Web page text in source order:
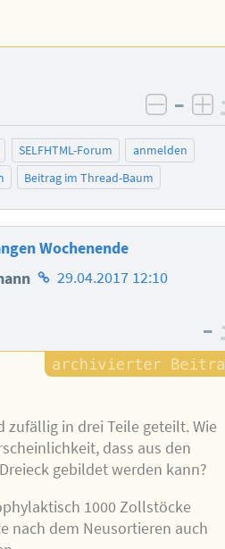
–
SELFHTML-Forum
anmelden
Beitrag im Thread-Baum
Wochenende
Homepage
29.04.2017 12:10
–
zufällig in drei Teile geteilt. Wie
dass aus den
gebildet werden kann?
1000 Zollstöcke
nach dem Neusortieren auch